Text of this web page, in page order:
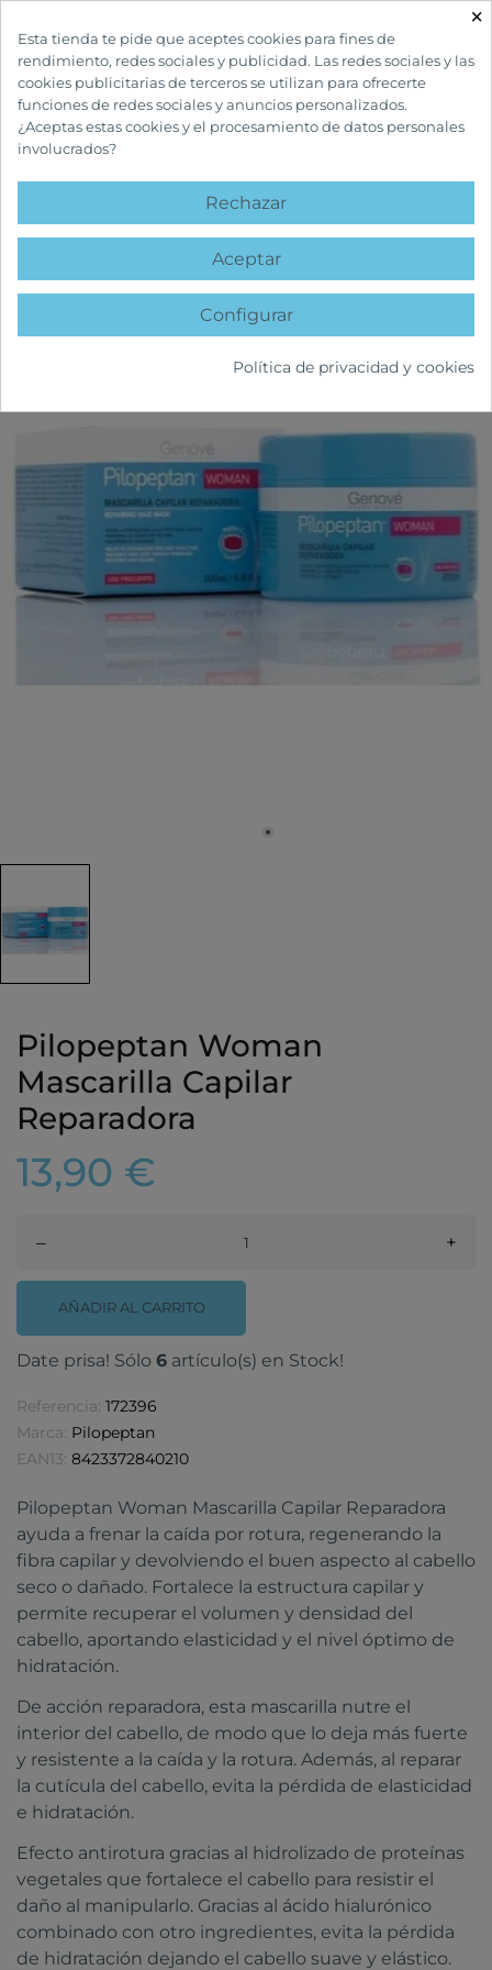
INICIO CUIDADOS CAPILARES
favorite
Pilopeptan Woman
Mascarilla Capilar
Reparadora
13,90 €
– +
AÑADIR AL CARRITO
Date prisa! Sólo 6 artículo(s) en Stock!
Referencia: 172396
Marca: Pilopeptan
EAN13: 8423372840210
Pilopeptan Woman Mascarilla Capilar Reparadora
ayuda a frenar la caída por rotura, regenerando la
fibra capilar y devolviendo el buen aspecto al cabello
seco o dañado. Fortalece la estructura capilar y
permite recuperar el volumen y densidad del
cabello, aportando elasticidad y el nivel óptimo de
hidratación.
De acción reparadora, esta mascarilla nutre el
interior del cabello, de modo que lo deja más fuerte
y resistente a la caída y la rotura. Además, al reparar
la cutícula del cabello, evita la pérdida de elasticidad
e hidratación.
Efecto antirotura gracias al hidrolizado de proteínas
vegetales que fortalece el cabello para resistir el
daño al manipularlo. Gracias al ácido hialurónico
combinado con otro ingredientes, evita la pérdida
de hidratación dejando el cabello suave y elástico.
×
Esta tienda te pide que aceptes cookies para fines de
rendimiento, redes sociales y publicidad. Las redes sociales y las
cookies publicitarias de terceros se utilizan para ofrecerte
funciones de redes sociales y anuncios personalizados.
¿Aceptas estas cookies y el procesamiento de datos personales
involucrados?
Rechazar
Aceptar
Configurar
Política de privacidad y cookies